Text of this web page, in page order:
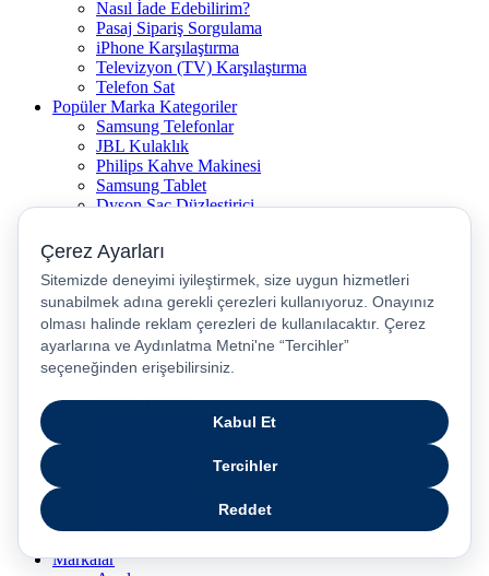
Nasıl İade Edebilirim?
Pasaj Sipariş Sorgulama
iPhone Karşılaştırma
Televizyon (TV) Karşılaştırma
Telefon Sat
Popüler Marka Kategoriler
Samsung Telefonlar
JBL Kulaklık
Philips Kahve Makinesi
Samsung Tablet
Dyson Saç Düzleştirici
Philips Süpürge
Karaca Kahve Makinesi
Philips Airfryer
Apple Kulaklık
Dyson Hava Temizleyici
Huawei Akıllı Saat
Philips Ütü
JBL Hoparlör
Apple Tablet
Samsung Akıllı Saat
Markalar